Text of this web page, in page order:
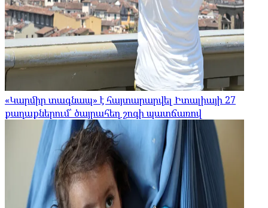
«Կարմիր տագնապ» է հայտարարվել Իտալիայի 27
քաղաքներում՝ ծայրահեղ շոգի պատճառով